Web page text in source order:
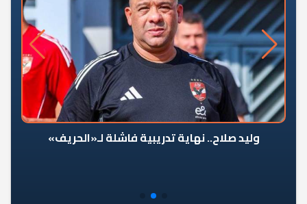
وليد صلاح.. نهاية تدريبية فاشلة لـ«الحريف»